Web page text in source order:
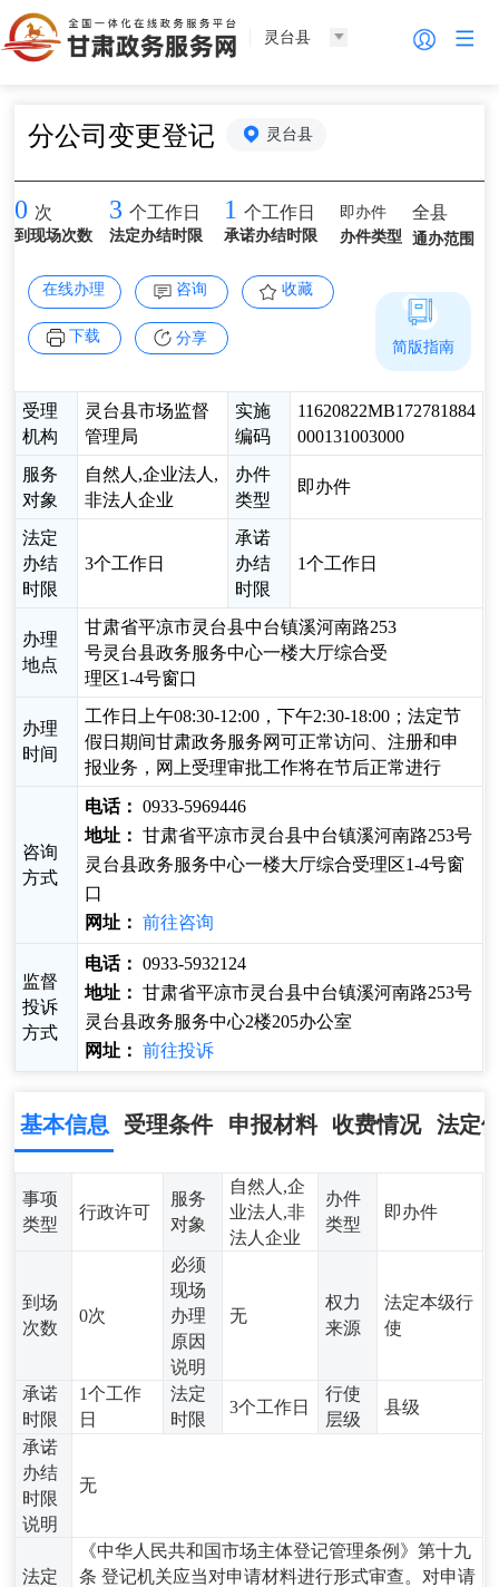
灵台县
分公司变更登记 灵台县
0 次
到现场次数
3 个工作日
法定办结时限
1 个工作日
承诺办结时限
即办件
办件类型
全县
通办范围
在线办理 咨询 收藏
下载 分享
受理
机构
灵台县市场监督
管理局
实施
编码
11620822MB172781884
000131003000
服务
对象
自然人,企业法人,
非法人企业
办件
类型
即办件
法定
办结
时限
3个工作日
承诺
办结
时限
1个工作日
办理
地点
甘肃省平凉市灵台县中台镇溪河南路253
号灵台县政务服务中心一楼大厅综合受
理区1-4号窗口
办理
时间
工作日上午08:30-12:00，下午2:30-18:00；法定节
假日期间甘肃政务服务网可正常访问、注册和申
报业务，网上受理审批工作将在节后正常进行
咨询
方式
电话： 0933-5969446
地址： 甘肃省平凉市灵台县中台镇溪河南路253号
灵台县政务服务中心一楼大厅综合受理区1-4号窗
口
网址： 前往咨询
监督
投诉
方式
电话： 0933-5932124
地址： 甘肃省平凉市灵台县中台镇溪河南路253号
灵台县政务服务中心2楼205办公室
网址： 前往投诉
简版指南
基本信息 受理条件 申报材料 收费情况 法定
事项
类型
行政许可
服务
对象
自然人,企
业法人,非
法人企业
办件
类型
即办件
到场
次数
0次
必须
现场
办理
原因
说明
无
权力
来源
法定本级行
使
承诺
时限
1个工作
日
法定
时限
3个工作日
行使
层级
县级
承诺
办结
时限
说明
无
法定
《中华人民共和国市场主体登记管理条例》第十九
条 登记机关应当对申请材料进行形式审查。对申请